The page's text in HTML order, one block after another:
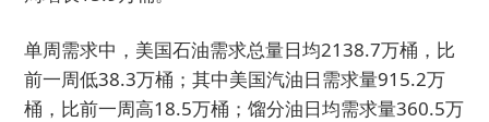
单周需求中，美国石油需求总量日均2138.7万桶，比
前一周低38.3万桶；其中美国汽油日需求量915.2万
桶，比前一周高18.5万桶；馏分油日均需求量360.5万